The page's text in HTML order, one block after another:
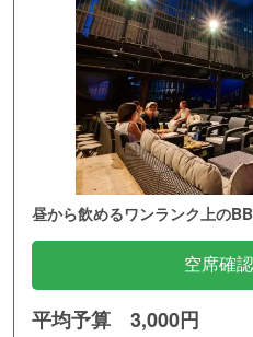
昼から飲めるワンランク上の
空席確
平均予算 3,000円